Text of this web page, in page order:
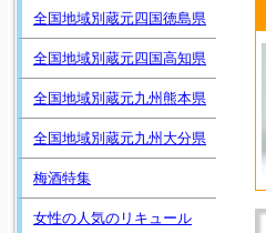
全国地域別蔵元四国徳島県
全国地域別蔵元四国高知県
全国地域別蔵元九州熊本県
全国地域別蔵元九州大分県
梅酒特集
女性の人気のリキュール